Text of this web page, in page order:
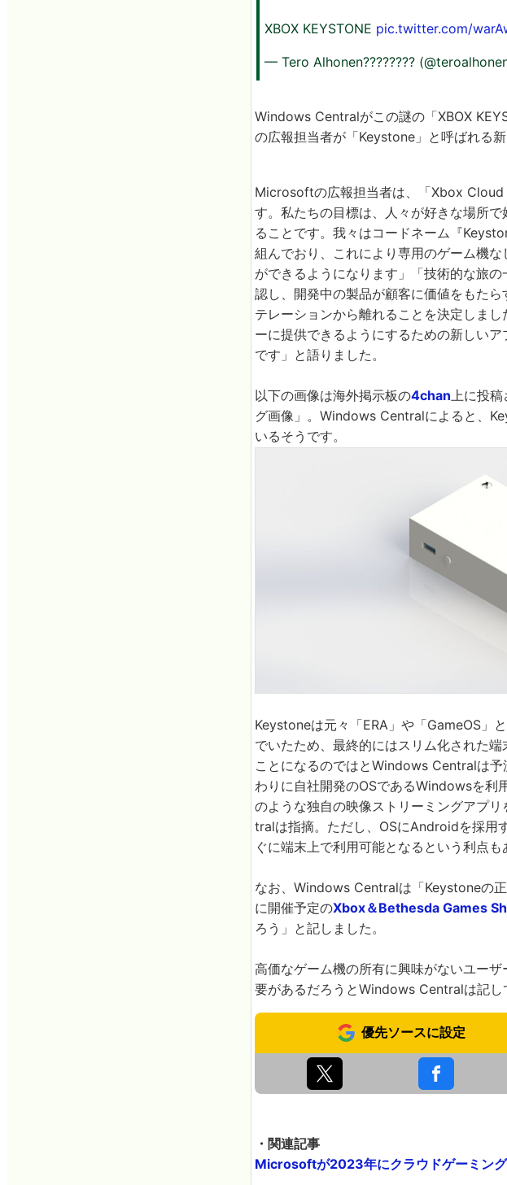
XBOX KEYSTONE pic.twitter.com/
— Tero Alhonen????????
Windows Centralがこの謎の「XBOX
の広報担当者が「Keystone」と呼ばれる
Microsoftの広報担当者は、「Xbox Cloud
す。私たちの目標は、人々が好きな場所
ることです。我々はコードネーム『
組んでおり、これにより専用のゲーム機
ができるようになります」「技術的な旅
認し、開発中の製品が顧客に価値をもた
テレーションから離れることを決定しま
ーに提供できるようにするための新しい
です」と語りました。
以下の画像は海外掲示板の4chan 上に投
グ画像」。Windows Centralによると、
いるそうです。
Keystoneは元々「ERA」や「GameOS」
でいたため、最終的にはスリム化された
ことになるのではとWindows Centralは
わりに自社開発のOSであるWindowsを
のような独自の映像ストリーミングアプ
tralは指摘。ただし、OSにAndroidを採
ぐに端末上で利用可能となるという利点も
なお、Windows Centralは「Keystoneの
に開催予定のXbox＆Bethesda Games
ろう」と記しました。
高価なゲーム機の所有に興味がないユー
要があるだろうとWindows Centralは記し
優先ソースに設定
・関連記事
Microsoftが2023年にクラウドゲーミン